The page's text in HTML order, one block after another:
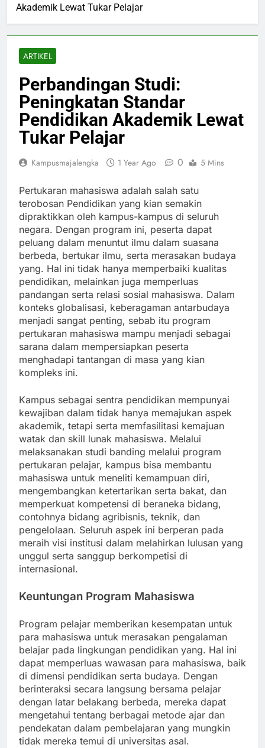
Akademik Lewat Tukar Pelajar
ARTIKEL
Perbandingan Studi:
Peningkatan Standar
Pendidikan Akademik Lewat
Tukar Pelajar
Kampusmajalengka 1 Year Ago 0 5 Mins
Pertukaran mahasiswa adalah salah satu
terobosan Pendidikan yang kian semakin
dipraktikkan oleh kampus-kampus di seluruh
negara. Dengan program ini, peserta dapat
peluang dalam menuntut ilmu dalam suasana
berbeda, bertukar ilmu, serta merasakan budaya
yang. Hal ini tidak hanya memperbaiki kualitas
pendidikan, melainkan juga memperluas
pandangan serta relasi sosial mahasiswa. Dalam
konteks globalisasi, keberagaman antarbudaya
menjadi sangat penting, sebab itu program
pertukaran mahasiswa mampu menjadi sebagai
sarana dalam mempersiapkan peserta
menghadapi tantangan di masa yang kian
kompleks ini.
Kampus sebagai sentra pendidikan mempunyai
kewajiban dalam tidak hanya memajukan aspek
akademik, tetapi serta memfasilitasi kemajuan
watak dan skill lunak mahasiswa. Melalui
melaksanakan studi banding melalui program
pertukaran pelajar, kampus bisa membantu
mahasiswa untuk meneliti kemampuan diri,
mengembangkan ketertarikan serta bakat, dan
memperkuat kompetensi di beraneka bidang,
contohnya bidang agribisnis, teknik, dan
pengelolaan. Seluruh aspek ini berperan pada
meraih visi institusi dalam melahirkan lulusan yang
unggul serta sanggup berkompetisi di
internasional.
Keuntungan Program Mahasiswa
Program pelajar memberikan kesempatan untuk
para mahasiswa untuk merasakan pengalaman
belajar pada lingkungan pendidikan yang. Hal ini
dapat memperluas wawasan para mahasiswa, baik
di dimensi pendidikan serta budaya. Dengan
berinteraksi secara langsung bersama pelajar
dengan latar belakang berbeda, mereka dapat
mengetahui tentang berbagai metode ajar dan
pendekatan dalam pembelajaran yang mungkin
tidak mereka temui di universitas asal.